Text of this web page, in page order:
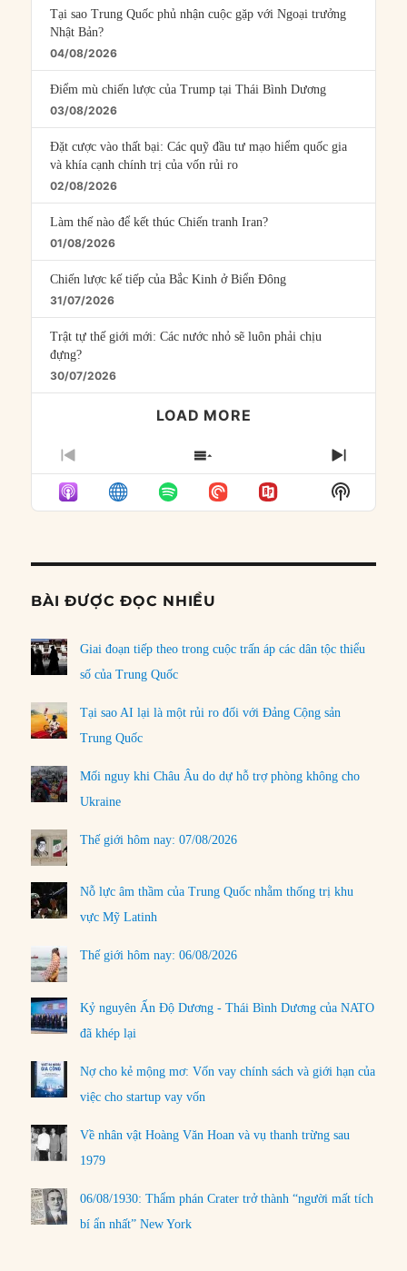
Tại sao Trung Quốc phủ nhận cuộc gặp với Ngoại trưởng
Nhật Bản?
04/08/2026
Điểm mù chiến lược của Trump tại Thái Bình Dương
03/08/2026
Đặt cược vào thất bại: Các quỹ đầu tư mạo hiểm quốc gia
và khía cạnh chính trị của vốn rủi ro
02/08/2026
Làm thế nào để kết thúc Chiến tranh Iran?
01/08/2026
Chiến lược kế tiếp của Bắc Kinh ở Biển Đông
31/07/2026
Trật tự thế giới mới: Các nước nhỏ sẽ luôn phải chịu
đựng?
30/07/2026
LOAD MORE
PREVIOUS
EPISODE
SHOW
EPISODES
LIST
NEXT
Show
Podcast
BÀI ĐƯỢC ĐỌC NHIỀU
Giai đoạn tiếp theo trong cuộc trấn áp các dân tộc thiểu
số của Trung Quốc
Tại sao AI lại là một rủi ro đối với Đảng Cộng sản
Trung Quốc
Mối nguy khi Châu Âu do dự hỗ trợ phòng không cho
Ukraine
Thế giới hôm nay: 07/08/2026
Nỗ lực âm thầm của Trung Quốc nhằm thống trị khu
vực Mỹ Latinh
Thế giới hôm nay: 06/08/2026
Kỷ nguyên Ấn Độ Dương - Thái Bình Dương của NATO
đã khép lại
Nợ cho kẻ mộng mơ: Vốn vay chính sách và giới hạn của
việc cho startup vay vốn
Về nhân vật Hoàng Văn Hoan và vụ thanh trừng sau
1979
06/08/1930: Thẩm phán Crater trở thành “người mất tích
bí ẩn nhất” New York